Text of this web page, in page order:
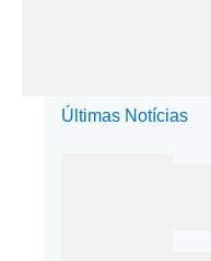
Últimas Notícias